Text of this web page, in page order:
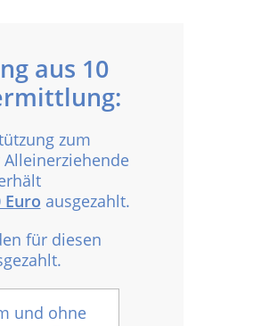
aus 10
zum
Euro ausgezahlt.
für diesen
und ohne